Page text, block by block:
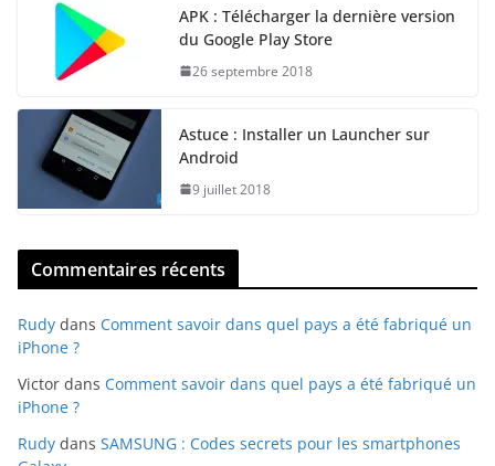
APK : Télécharger la dernière version
du Google Play Store
26 septembre 2018
Astuce : Installer un Launcher sur
Android
9 juillet 2018
Commentaires récents
Rudy dans Comment savoir dans quel pays a été fabriqué un
iPhone ?
Victor dans Comment savoir dans quel pays a été fabriqué un
iPhone ?
Rudy dans SAMSUNG : Codes secrets pour les smartphones